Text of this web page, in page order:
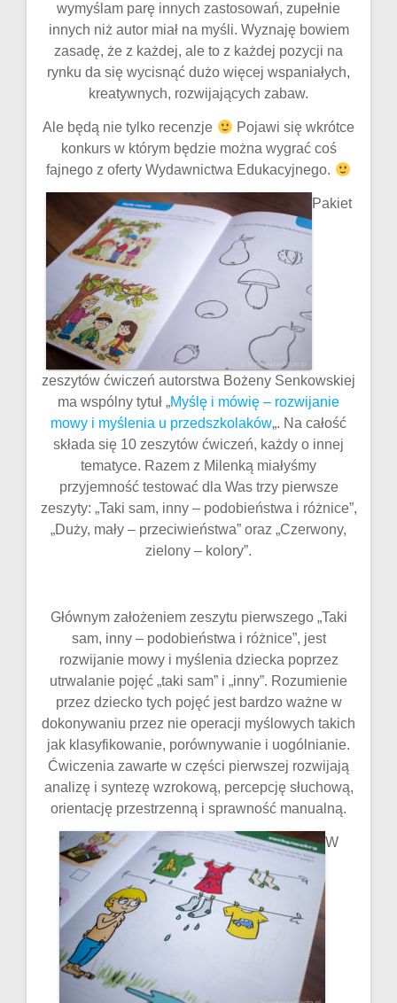
wymyślam parę innych zastosowań, zupełnie
innych niż autor miał na myśli. Wyznaję bowiem
zasadę, że z każdej, ale to z każdej pozycji na
rynku da się wycisnąć dużo więcej wspaniałych,
kreatywnych, rozwijających zabaw.
Ale będą nie tylko recenzje
Pojawi się wkrótce
konkurs w którym będzie można wygrać coś
fajnego z oferty Wydawnictwa Edukacyjnego.
Pakiet
zeszytów ćwiczeń autorstwa Bożeny Senkowskiej
ma wspólny tytuł „Myślę i mówię – rozwijanie
mowy i myślenia u przedszkolaków„. Na całość
składa się 10 zeszytów ćwiczeń, każdy o innej
tematyce. Razem z Milenką miałyśmy
przyjemność testować dla Was trzy pierwsze
zeszyty: „Taki sam, inny – podobieństwa i różnice”,
„Duży, mały – przeciwieństwa” oraz „Czerwony,
zielony – kolory”.
Głównym założeniem zeszytu pierwszego „Taki
sam, inny – podobieństwa i różnice”, jest
rozwijanie mowy i myślenia dziecka poprzez
utrwalanie pojęć „taki sam” i „inny”. Rozumienie
przez dziecko tych pojęć jest bardzo ważne w
dokonywaniu przez nie operacji myślowych takich
jak klasyfikowanie, porównywanie i uogólnianie.
Ćwiczenia zawarte w części pierwszej rozwijają
analizę i syntezę wzrokową, percepcję słuchową,
orientację przestrzenną i sprawność manualną.
W